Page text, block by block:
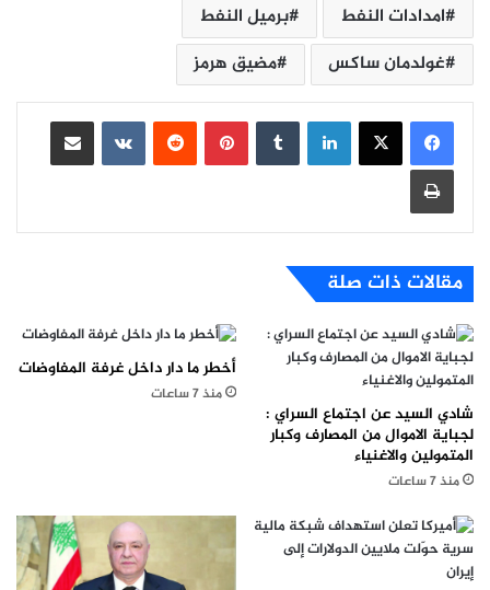
امدادات النفط
برميل النفط
غولدمان ساكس
مضيق هرمز
لينكدإن بينتيريست
مشاركة عبر البريد
طباعة
مقالات ذات صلة
شادي السيد عن اجتماع السراي :
لجباية الاموال من المصارف وكبار
المتمولين والاغنياء
منذ 7 ساعات
أخطر ما دار داخل غرفة المفاوضات
منذ 7 ساعات